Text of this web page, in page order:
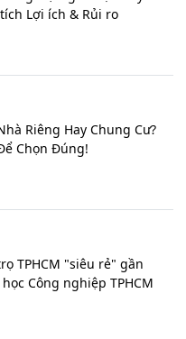
Lợi ích & Rủi ro
Riêng Hay Chung Cư?
Chọn Đúng!
TPHCM "siêu rẻ" gần
Công nghiệp TPHCM